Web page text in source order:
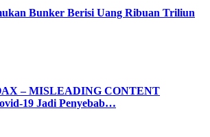
Bunker Berisi Uang Ribuan Triliun
– MISLEADING CONTENT
19 Jadi Penyebab…